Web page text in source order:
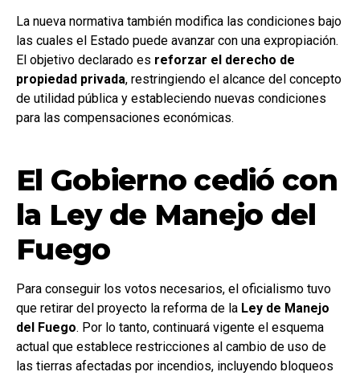
La nueva normativa también modifica las condiciones bajo
las cuales el Estado puede avanzar con una expropiación.
El objetivo declarado es reforzar el derecho de
propiedad privada, restringiendo el alcance del concepto
de utilidad pública y estableciendo nuevas condiciones
para las compensaciones económicas.
El Gobierno cedió con
la Ley de Manejo del
Fuego
Para conseguir los votos necesarios, el oficialismo tuvo
que retirar del proyecto la reforma de la Ley de Manejo
del Fuego. Por lo tanto, continuará vigente el esquema
actual que establece restricciones al cambio de uso de
las tierras afectadas por incendios, incluyendo bloqueos